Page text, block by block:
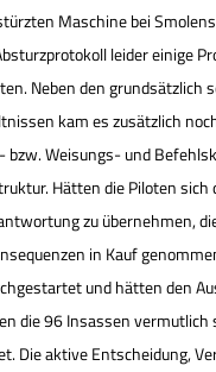
Maschine bei
leider einige
Neben den grundsätzlich
kam es zusätzlich
bzw. Weisungs- und
Hätten die Piloten sich
zu übernehmen,
in Kauf
und hätten den
die 96 Insassen vermutlich
Die aktive Entscheidung,